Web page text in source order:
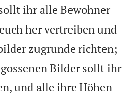
ihr alle Bewohner
her vertreiben und
zugrunde richten;
Bilder sollt ihr
und alle ihre Höhen